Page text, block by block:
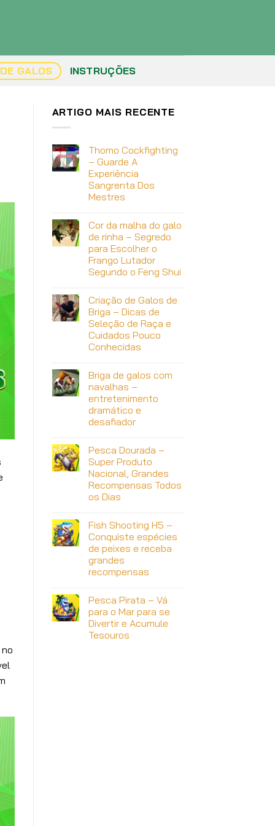
GALOS INSTRUÇÕES
ARTIGO MAIS RECENTE
Thomo Cockfighting
– Guarde A
Experiência
Sangrenta Dos
Mestres
Cor da malha do galo
de rinha – Segredo
para Escolher o
Frango Lutador
Segundo o Feng Shui
Criação de Galos de
Briga – Dicas de
Seleção de Raça e
Cuidados Pouco
Conhecidas
Briga de galos com
navalhas –
entretenimento
dramático e
desafiador
Pesca Dourada –
Super Produto
Nacional, Grandes
Recompensas Todos
os Dias
Fish Shooting H5 –
Conquiste espécies
de peixes e receba
grandes
recompensas
Pesca Pirata – Vá
para o Mar para se
Divertir e Acumule
Tesouros